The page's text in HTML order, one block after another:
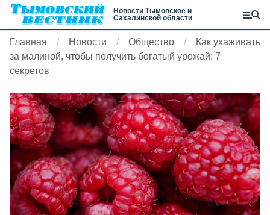
Новости Тымовское и
Сахалинской области
Главная Новости Общество
Как ухаживать
за малиной, чтобы получить богатый урожай: 7
секретов